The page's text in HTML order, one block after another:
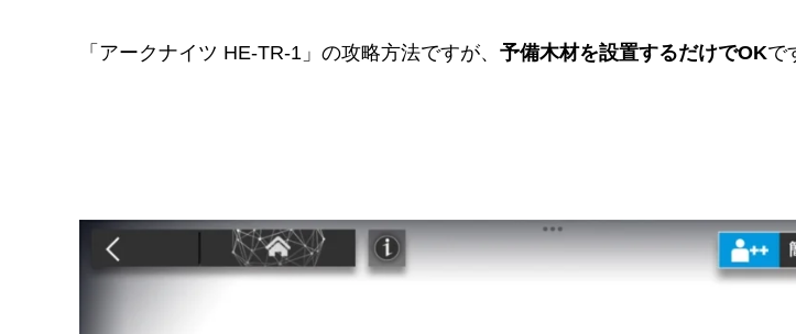
「アークナイツ HE-TR-1」の攻略方法ですが、 予備木材を設置するだけでOKで